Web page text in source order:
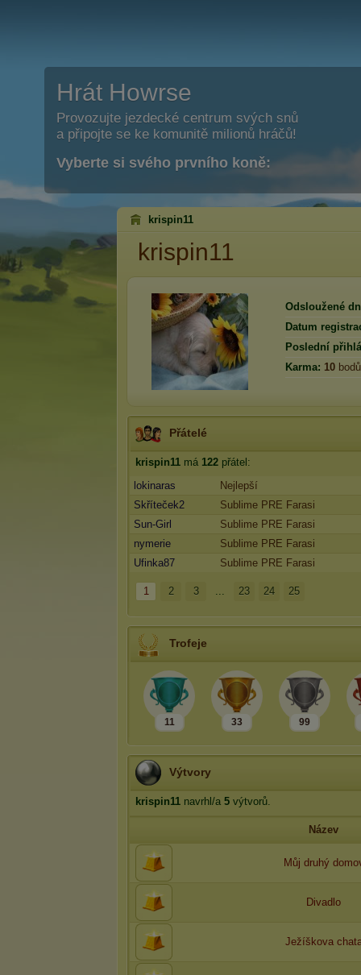
Hrát Howrse
Provozujte jezdecké centrum svých snů
a připojte se ke komunitě milionů hráčů!
Vyberte si svého prvního koně:
krispin11
krispin11
Odsloužené
Datum
Poslední
Karma: 10 bodů
Přátelé
krispin11 má 122 přátel:
lokinaras
Nejlepší
Skříteček2
Sublime PRE Farasi
Sun-Girl
Sublime PRE Farasi
nymerie
Sublime PRE Farasi
Ufinka87
Sublime PRE Farasi
1 2 3 ... 23 24 25
Trofeje
11 33 99
Výtvory
krispin11 navrhl/a 5 výtvorů.
Název
Můj druhý
Divadlo
Ježíškova